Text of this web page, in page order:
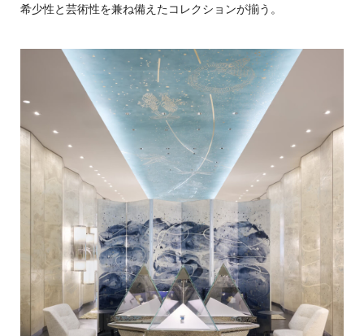
希少性と芸術性を兼ね備えたコレクションが揃う。